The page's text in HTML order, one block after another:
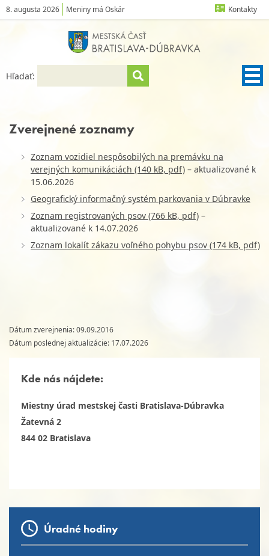
8. augusta 2026 Meniny má Oskár Kontakty
Hľadať:
Zverejnené zoznamy
Zoznam vozidiel nespôsobilých na premávku na
verejných komunikáciách (140 kB, pdf) – aktualizované k
15.06.2026
Geografický informačný systém parkovania v Dúbravke
Zoznam registrovaných psov (766 kB, pdf) –
aktualizované k 14.07.2026
Zoznam lokalít zákazu voľného pohybu psov (174 kB, pdf)
Dátum zverejnenia: 09.09.2016
Dátum poslednej aktualizácie: 17.07.2026
Kde nás nájdete:
Miestny úrad mestskej časti Bratislava-Dúbravka
Žatevná 2
844 02 Bratislava
Úradné hodiny